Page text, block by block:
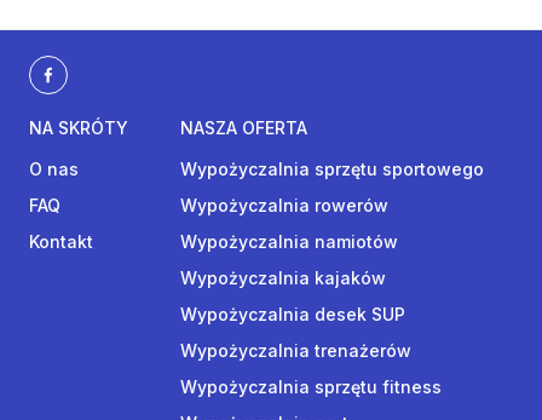
NA SKRÓTY
O nas
FAQ
Kontakt
NASZA OFERTA
Wypożyczalnia sprzętu sportowego
Wypożyczalnia rowerów
Wypożyczalnia namiotów
Wypożyczalnia kajaków
Wypożyczalnia desek SUP
Wypożyczalnia trenażerów
Wypożyczalnia sprzętu fitness